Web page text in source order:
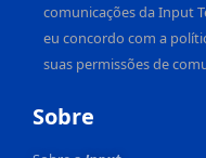
comunicações da Input
eu concordo com a
suas permissões de
Sobre